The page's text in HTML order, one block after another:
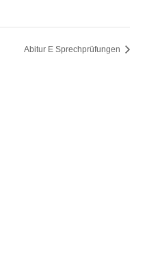
Abitur E Sprechprüfungen